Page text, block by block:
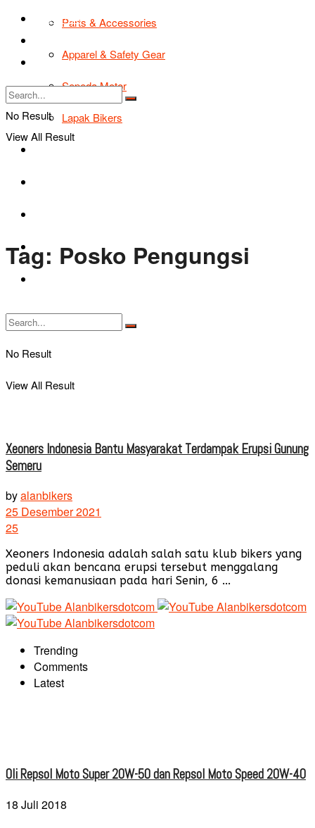
Parts & Accessories
Apparel & Safety Gear
Sepeda Motor
Lapak Bikers
Bikers Cars
No Result
View All Result
TIPS & TRIK
Tentang Kami
No Result
View All Result
Tag: Posko Pengungsi
Xeoners Indonesia Bantu Masyarakat Terdampak Erupsi Gunung
Semeru
byalanbikers
25 Desember 2021
25
Xeoners Indonesia adalah salah satu klub bikers yang
peduli akan bencana erupsi tersebut menggalang
donasi kemanusiaan pada hari Senin, 6 ...
Trending
Comments
Latest
Oli Repsol Moto Super 20W-50 dan Repsol Moto Speed 20W-40
18 Juli 2018